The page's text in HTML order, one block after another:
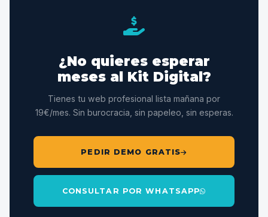
incluidos. No hay ningún motivo para esperar meses
cuando puedes tener tu web nueva mañana.
¿No quieres esperar
meses al Kit Digital?
Tienes tu web profesional lista mañana por
19€/mes. Sin burocracia, sin papeleo, sin esperas.
PEDIR DEMO GRATIS
CONSULTAR POR WHATSAPP